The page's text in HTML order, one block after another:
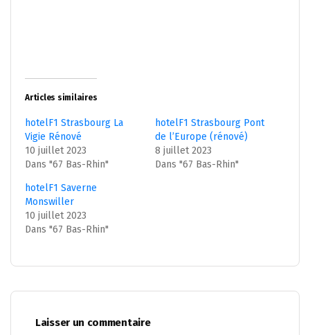
Articles similaires
hotelF1 Strasbourg La
Vigie Rénové
10 juillet 2023
Dans "67 Bas-Rhin"
hotelF1 Strasbourg Pont
de l’Europe (rénové)
8 juillet 2023
Dans "67 Bas-Rhin"
hotelF1 Saverne
Monswiller
10 juillet 2023
Dans "67 Bas-Rhin"
Laisser un commentaire